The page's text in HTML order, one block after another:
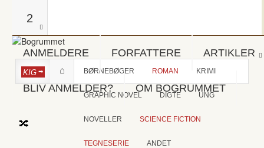
2
ANMELDERE FORFATTERE ARTIKLER
BLIV ANMELDER? OM BOGRUMMET
KIG BØRNEBØGER ROMAN KRIMI
GRAPHIC NOVEL DIGTE UNG
NOVELLER SCIENCE FICTION
TEGNESERIE ANDET